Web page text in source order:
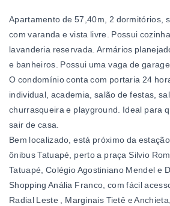
Apartamento de 57,40m, 2 dormitórios,
com varanda e vista livre. Possui
lavanderia reservada. Armários
e banheiros. Possui uma vaga de
O condomínio conta com portaria 24
individual, academia, salão de festas,
churrasqueira e playground. Ideal para
sair de casa.
Bem localizado, está próximo da
ônibus Tatuapé, perto a praça Silvio
Tatuapé, Colégio Agostiniano Mendel e
Shopping Anália Franco, com fácil
Radial Leste , Marginais Tietê e